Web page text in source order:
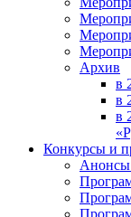
Архив
в
в
в
Конкурсы и
Анонсы